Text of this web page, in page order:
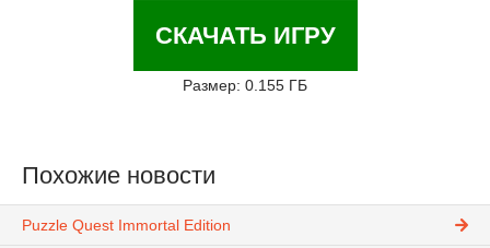
СКАЧАТЬ ИГРУ
Размер: 0.155 ГБ
Похожие новости
Puzzle Quest Immortal Edition